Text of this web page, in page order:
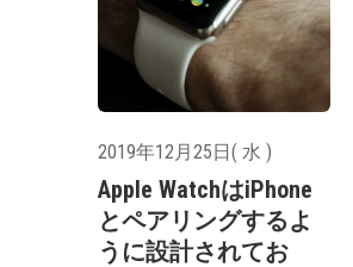
2019年12月25日( 水 )
Apple WatchはiPhone
とペアリングするよ
うに設計されてお